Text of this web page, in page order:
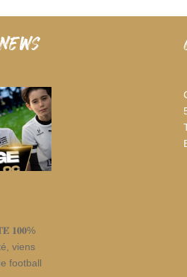
𝟏𝟎𝟎%
viens
football